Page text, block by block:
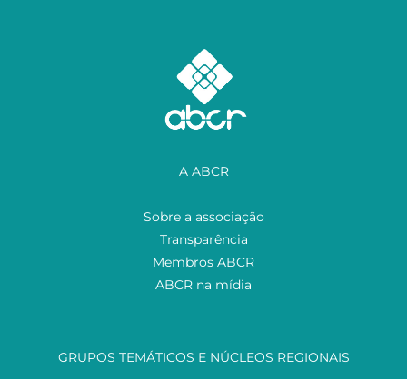
A ABCR
Sobre a associação
Transparência
Membros ABCR
ABCR na mídia
GRUPOS TEMÁTICOS E NÚCLEOS REGIONAIS